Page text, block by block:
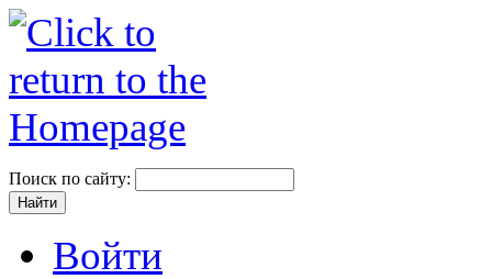
Поиск по сайту:
Войти